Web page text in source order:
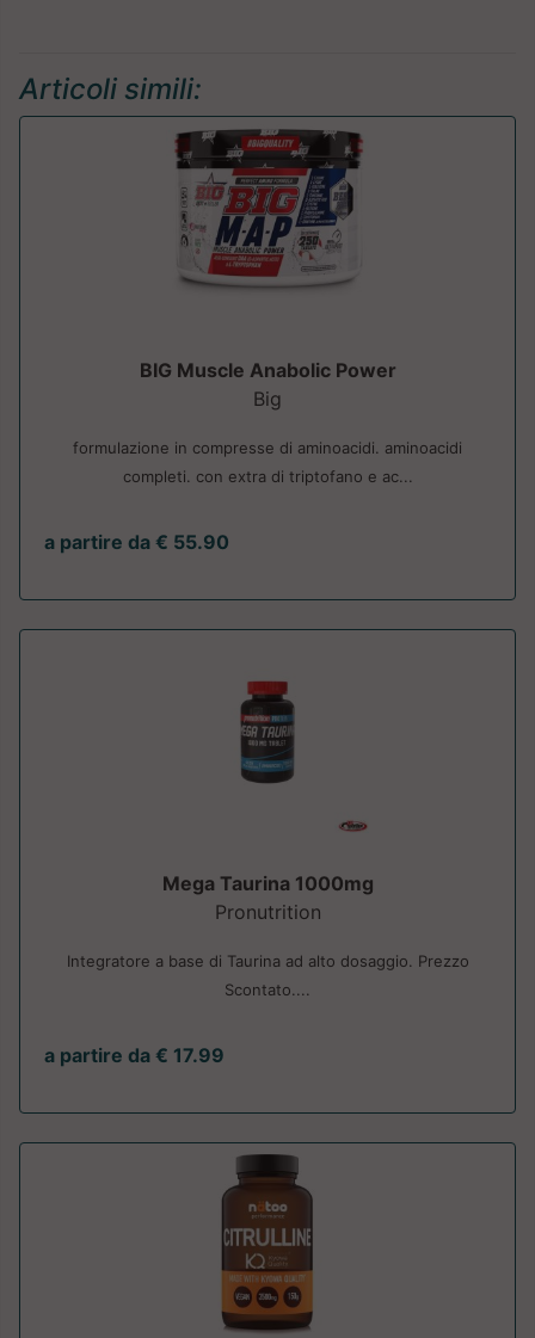
Articoli simili:
BIG Muscle Anabolic Power
Big
formulazione in compresse di aminoacidi. aminoacidi
completi. con extra di triptofano e ac...
a partire da € 55.90
Mega Taurina 1000mg
Pronutrition
Integratore a base di Taurina ad alto dosaggio. Prezzo
Scontato....
a partire da € 17.99